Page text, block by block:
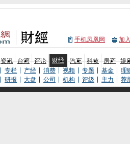
手机凤凰网 加
资讯 台湾 评论 财经 汽车 科技 房产 娱
专栏 产经 消费 视频 专题 基金 理
研报 大盘 公司 机构 评级 主力 荐